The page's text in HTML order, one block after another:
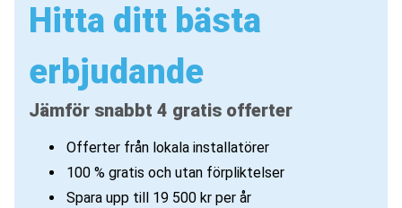
Hitta ditt bästa
erbjudande
Jämför snabbt 4 gratis offerter
Offerter från lokala installatörer
100 % gratis och utan förpliktelser
Spara upp till 19 500 kr per år